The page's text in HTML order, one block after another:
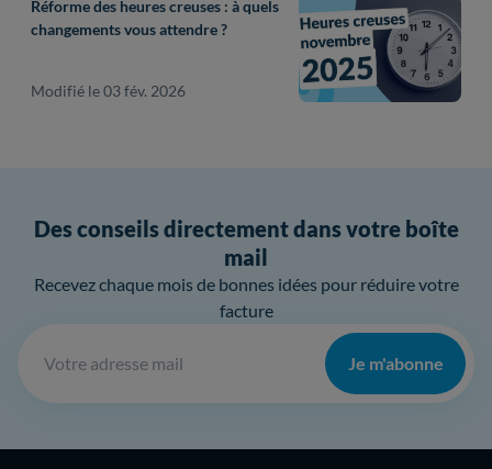
Réforme des heures creuses : à quels
changements vous attendre ?
Modifié le 03 fév. 2026
Des conseils directement dans votre boîte
mail
Recevez chaque mois de bonnes idées pour réduire votre
facture
Je m'abonne